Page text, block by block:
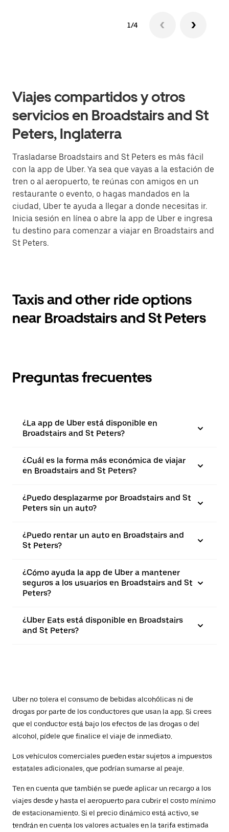
1/4
Viajes compartidos y otros
servicios en Broadstairs and St
Peters, Inglaterra
Trasladarse Broadstairs and St Peters es más fácil
con la app de Uber. Ya sea que vayas a la estación de
tren o al aeropuerto, te reúnas con amigos en un
restaurante o evento, o hagas mandados en la
ciudad, Uber te ayuda a llegar a donde necesitas ir.
Inicia sesión en línea o abre la app de Uber e ingresa
tu destino para comenzar a viajar en Broadstairs and
St Peters.
Taxis and other ride options
near Broadstairs and St Peters
Preguntas frecuentes
¿La app de Uber está disponible en
Broadstairs and St Peters?
¿Cuál es la forma más económica de viajar
en Broadstairs and St Peters?
¿Puedo desplazarme por Broadstairs and St
Peters sin un auto?
¿Puedo rentar un auto en Broadstairs and
St Peters?
¿Cómo ayuda la app de Uber a mantener
seguros a los usuarios en Broadstairs and St
Peters?
¿Uber Eats está disponible en Broadstairs
and St Peters?
Uber no tolera el consumo de bebidas alcohólicas ni de
drogas por parte de los conductores que usan la app. Si crees
que el conductor está bajo los efectos de las drogas o del
alcohol, pídele que finalice el viaje de inmediato.
Los vehículos comerciales pueden estar sujetos a impuestos
estatales adicionales, que podrían sumarse al peaje.
Ten en cuenta que también se puede aplicar un recargo a los
viajes desde y hasta el aeropuerto para cubrir el costo mínimo
de estacionamiento. Si el precio dinámico está activo, se
tendrán en cuenta los valores actuales en la tarifa estimada